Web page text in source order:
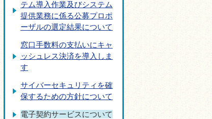
テム導入作業及びシステム
提供業務に係る公募プロポ
ーザルの選定結果について
窓口手数料の支払いにキャ
ッシュレス決済を導入しま
す
サイバーセキュリティを確
保するための方針について
電子契約サービスについて